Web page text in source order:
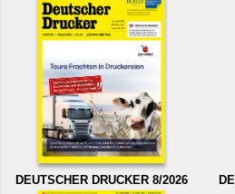
DEUTSCHER DRUCKER 8/2026